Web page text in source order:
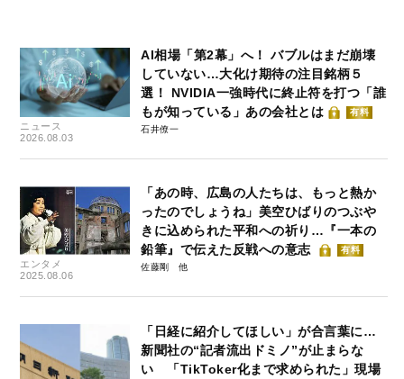
ニュース
2026.08.03
AI相場「第2幕」へ！ バブルはまだ崩壊
していない…大化け期待の注目銘柄５
選！ NVIDIA一強時代に終止符を打つ「誰
もが知っている」あの会社とは
有料
石井僚一
エンタメ
2025.08.06
「あの時、広島の人たちは、もっと熱か
ったのでしょうね」美空ひばりのつぶや
きに込められた平和への祈り…『一本の
鉛筆』で伝えた反戦への意志
有料
佐藤剛
「日経に紹介してほしい」が合言葉に…
新聞社の“記者流出ドミノ”が止まらな
い 「TikToker化まで求められた」現場